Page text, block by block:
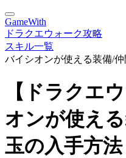
GameWith
ドラクエウォーク攻略
スキル一覧
バイシオンが使える装備/
【ドラクエ
オンが使え
玉の入手方